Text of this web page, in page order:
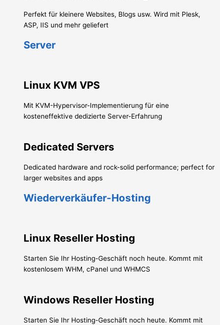
Perfekt für kleinere Websites, Blogs usw. Wird mit Plesk,
ASP, IIS und mehr geliefert
Server
Linux KVM VPS
Mit KVM-Hypervisor-Implementierung für eine
kosteneffektive dedizierte Server-Erfahrung
Dedicated Servers
Dedicated hardware and rock-solid performance; perfect for
larger websites and apps
Wiederverkäufer-Hosting
Linux Reseller Hosting
Starten Sie Ihr Hosting-Geschäft noch heute. Kommt mit
kostenlosem WHM, cPanel und WHMCS
Windows Reseller Hosting
Starten Sie Ihr Hosting-Geschäft noch heute. Kommt mit